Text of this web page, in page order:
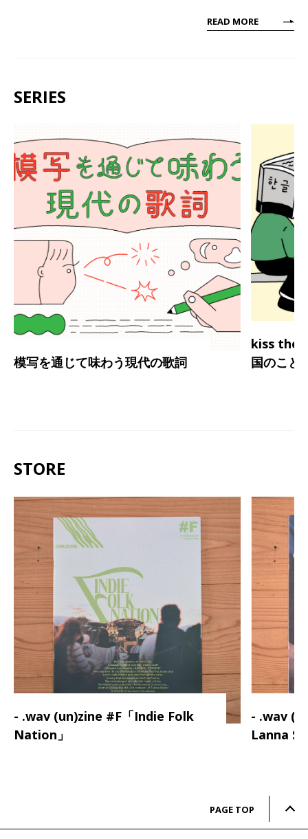
READ MORE
SERIES
模写を通じて味わう現代の歌詞
kiss the
国のこと
STORE
- .wav (un)zine #F「Indie Folk
Nation」
- .wav
Lanna
PAGE TOP